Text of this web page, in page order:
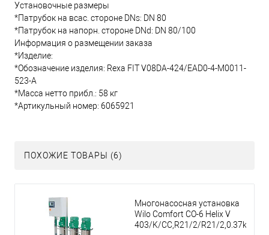
Установочные размеры
*Патрубок на всас. стороне DNs: DN 80
*Патрубок на напорн. стороне DNd: DN 80/100
Информация о размещении заказа
*Изделие:
*Обозначение изделия: Rexa FIT V08DA-424/EAD0-4-M0011-
523-A
*Масса нетто прибл.: 58 кг
*Артикульный номер: 6065921
ПОХОЖИЕ ТОВАРЫ (6)
Многонасосная установка
Wilo Comfort CO-6 Helix V
403/K/CC,R21/2/R21/2,0.37kW